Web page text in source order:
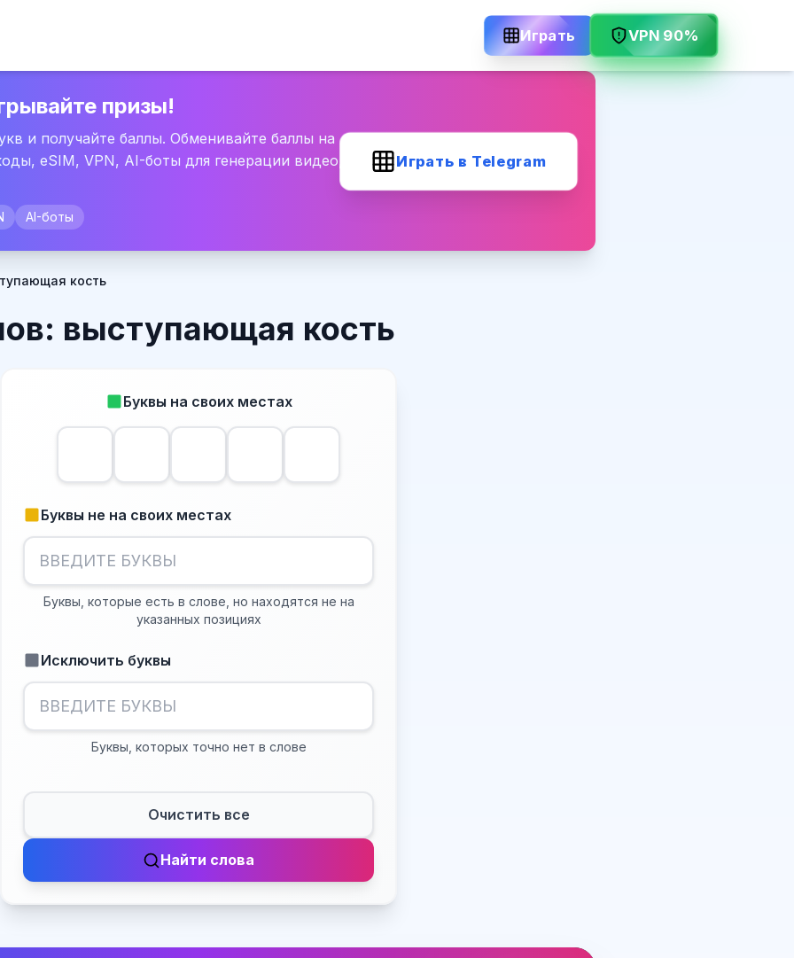
Играть VPN 90%
призы!
и получайте баллы. Обменивайте баллы на
eSIM, VPN, AI-боты для генерации видео,
AI-боты
Играть в Telegram
кость
выступающая кость
Буквы на своих местах
Буквы не на своих местах
Буквы, которые есть в слове, но находятся не на
указанных позициях
Исключить буквы
Буквы, которых точно нет в слове
Очистить все
Найти слова